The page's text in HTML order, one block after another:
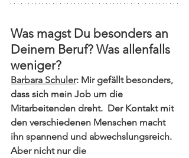
Was magst Du besonders an
Deinem Beruf? Was allenfalls
weniger?
Barbara Schuler: Mir gefällt besonders,
dass sich mein Job um die
Mitarbeitenden dreht.  Der Kontakt mit
den verschiedenen Menschen macht
ihn spannend und abwechslungsreich.
Aber nicht nur die